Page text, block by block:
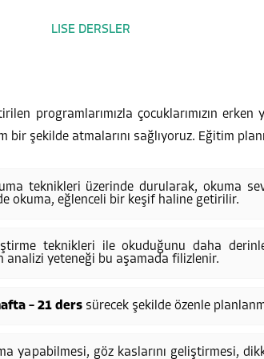
programlarımızla çocuklarımızın erken
bir şekilde atmalarını sağlıyoruz. Eğitim
teknikleri üzerinde durularak, okuma
okuma, eğlenceli bir keşif haline getirilir.
teknikleri ile okuduğunu daha
analizi yeteneği bu aşamada filizlenir.
– 21 ders sürecek şekilde özenle
yapabilmesi, göz kaslarını geliştirmesi,